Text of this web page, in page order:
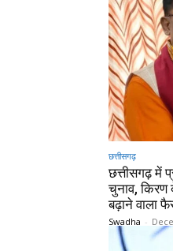
छत्तीसगढ़
छत्तीसगढ़ में
चुनाव, किरण
बढ़ाने वाला
Swadha -